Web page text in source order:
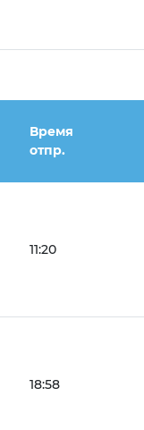
Время
отпр.
11:20
18:58